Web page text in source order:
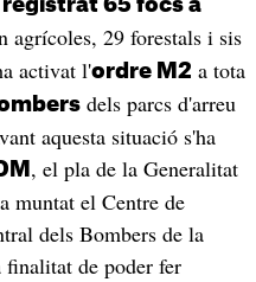
65 focs a
agrícoles, 29 forestals i sis
activat l'ordre M2 a tota
dels parcs d'arreu
aquesta situació s'ha
, el pla de la Generalitat
muntat el Centre de
dels Bombers de la
de poder fer